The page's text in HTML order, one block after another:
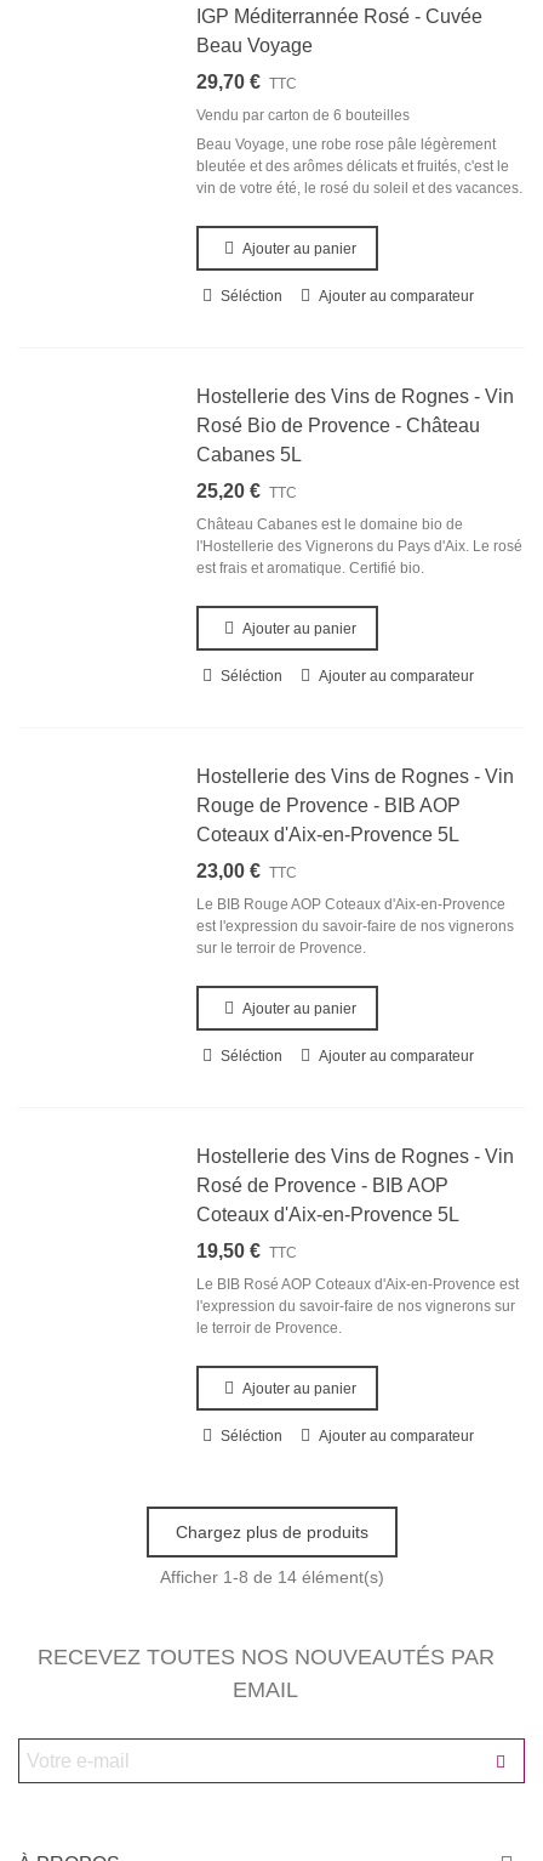
IGP Méditerrannée Rosé - Cuvée
Beau Voyage
29,70 € TTC
Vendu par carton de6 bouteilles
Beau Voyage, une robe rose pâle légèrement
bleutée et des arômes délicats et fruités, c'est le
vin de votre été, le rosé du soleil et des vacances.
Ajouter au panier
Séléction Ajouter au comparateur
Hostellerie des Vins de Rognes - Vin
Rosé Bio de Provence - Château
Cabanes 5L
25,20 € TTC
Château Cabanes est le domaine bio de
l'Hostellerie des Vignerons du Pays d'Aix. Le rosé
est frais et aromatique. Certifié bio.
Ajouter au panier
Séléction Ajouter au comparateur
Hostellerie des Vins de Rognes - Vin
Rouge de Provence - BIB AOP
Coteaux d'Aix-en-Provence 5L
23,00 € TTC
Le BIB Rouge AOP Coteaux d'Aix-en-Provence
est l'expression du savoir-faire de nos vignerons
sur le terroir de Provence.
Ajouter au panier
Séléction Ajouter au comparateur
Hostellerie des Vins de Rognes - Vin
Rosé de Provence - BIB AOP
Coteaux d'Aix-en-Provence 5L
19,50 € TTC
Le BIB Rosé AOP Coteaux d'Aix-en-Provence est
l'expression du savoir-faire de nos vignerons sur
le terroir de Provence.
Ajouter au panier
Séléction Ajouter au comparateur
Chargez plus de produits
Afficher 1-8 de 14 élément(s)
RECEVEZ TOUTES NOS NOUVEAUTÉS PAR
EMAIL